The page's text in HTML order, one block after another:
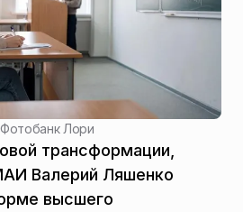
Лори
трансформации,
Валерий Ляшенко
высшего